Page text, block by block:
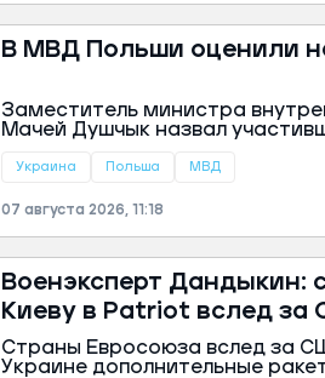
В МВД Польши оценили
Заместитель министра
Мачей Душчык назвал
конфликтов между поляками и
мигрантов в стране за
Украина Польша МВД
07 августа 2026, 11:18
Военэксперт Дандыкин:
Киеву в Patriot вслед за
Страны Евросоюза вслед за
Украине дополнительные